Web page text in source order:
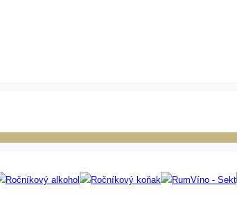
Ročníkový alkohol Ročníkový koňak RumVíno - Sekt